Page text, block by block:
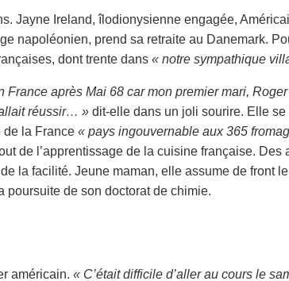
Jayne Ireland, îlodionysienne engagée,
napoléonien, prend sa retraite au Danemark.
dont trente dans « notre sympathique
après Mai 68 car mon premier mari,
réussir… » dit-elle dans un joli sourire. Elle
de la France « pays ingouvernable aux 365
de l’apprentissage de la cuisine française. Des
la facilité. Jeune maman, elle assume de front
de son doctorat de chimie.
américain. « C’était difficile d’aller au cours le